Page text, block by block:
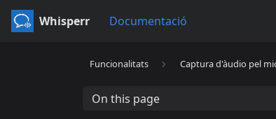
Whisperr Documentació
Funcionalitats Captura d'àudio pel
On this page